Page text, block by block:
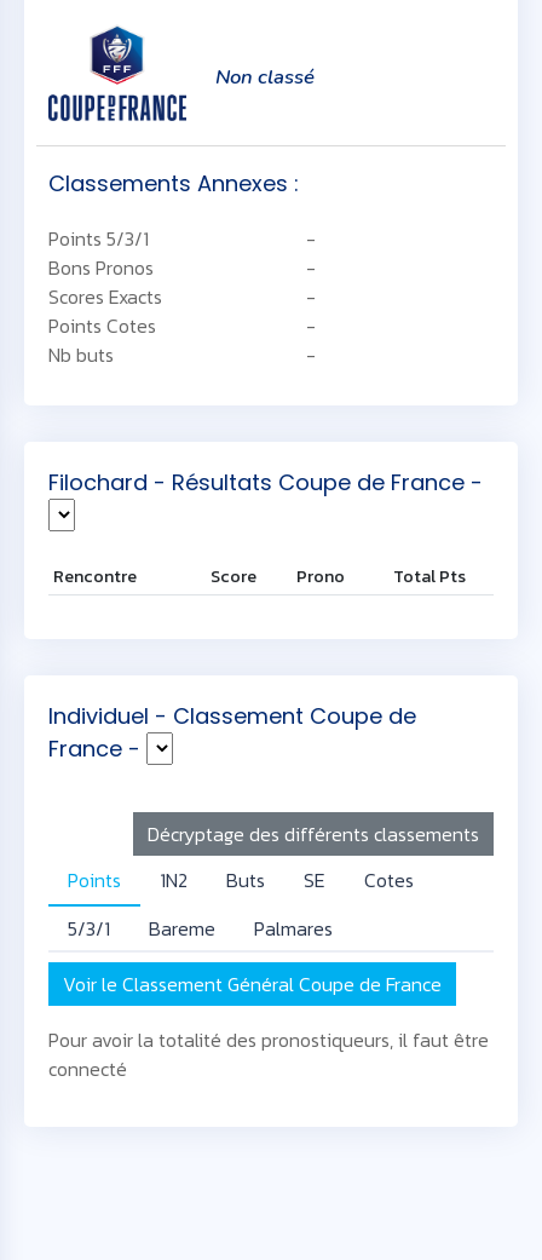
Non classé
Classements Annexes :
Points 5/3/1
-
Bons Pronos
-
Scores Exacts
-
Points Cotes
-
Nb buts
-
Filochard - Résultats Coupe de France -
Rencontre Score Prono Total Pts
Individuel - Classement Coupe de
France -
Décryptage des différents classements
Points
1N2 Buts SE
Cotes
5/3/1
Bareme
Palmares
Voir le Classement Général Coupe de France
Pour avoir la totalité des pronostiqueurs, il faut être
connecté